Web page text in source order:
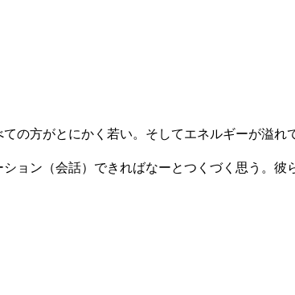
の方がとにかく若い。そしてエネルギーが溢れ
ョン（会話）できればなーとつくづく思う。彼